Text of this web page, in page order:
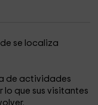
se localiza
de actividades
lo que sus visitantes